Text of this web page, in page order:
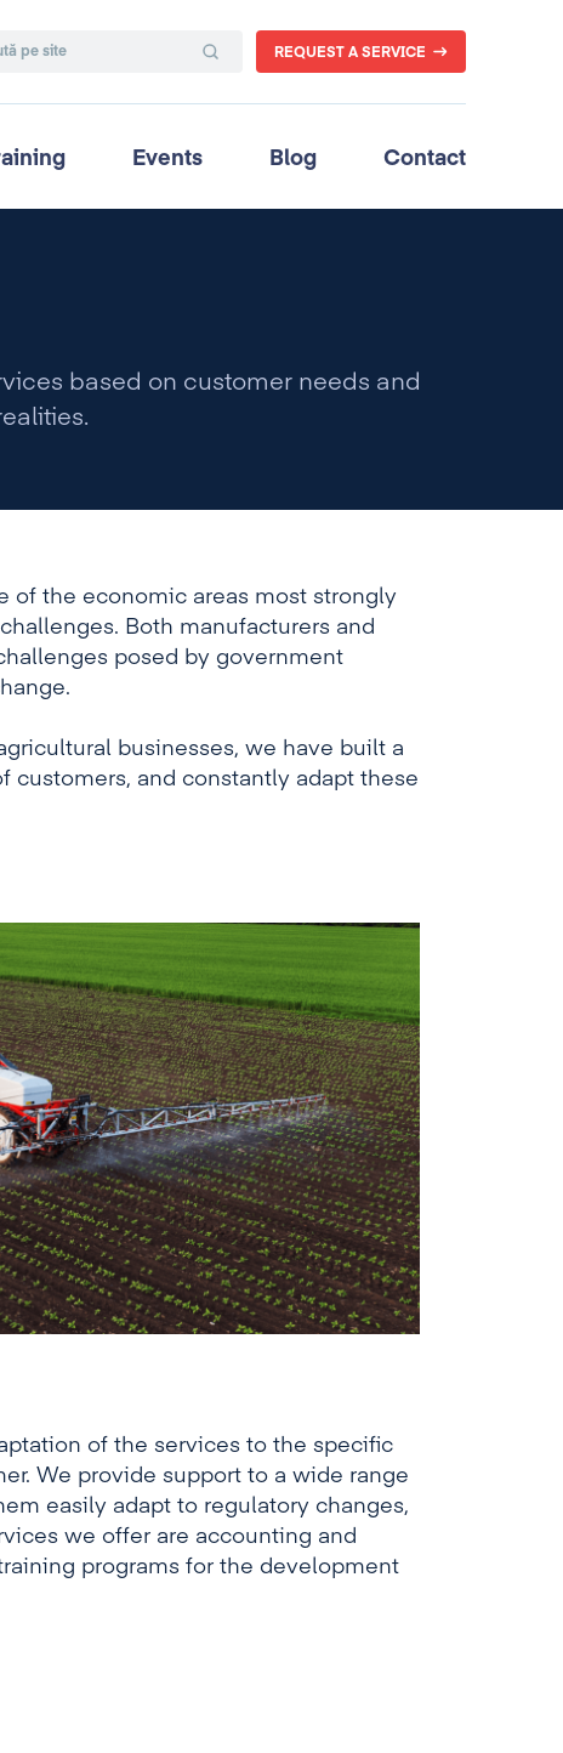
REQUEST A SERVICE
Events Blog Contact
based on customer needs and
of the economic areas most strongly
Both manufacturers and
posed by government
businesses, we have built a
customers, and constantly adapt these
of the services to the specific
We provide support to a wide range
easily adapt to regulatory changes,
we offer are accounting and
programs for the development